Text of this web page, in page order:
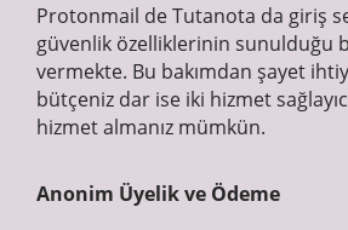
Protonmail de Tutanota da giriş
güvenlik özelliklerinin sunulduğu
vermekte. Bu bakımdan şayet
bütçeniz dar ise iki hizmet
hizmet almanız mümkün.
Anonim Üyelik ve Ödeme